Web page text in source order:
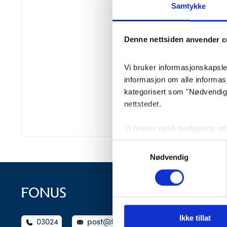
Samtykke
Denne nettsiden anvender
Vi bruker
informasjon om alle
kategorisert som
nettstedet.
Vi bruker også tredjeparts
lagrer innstillingene dine og
lagret i nettleseren din med
Du kan velge å aktivere
Nødvendig
Ikke tillat
03024 post@fonus.no